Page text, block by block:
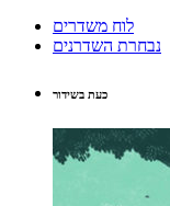
לוח משדרים
נבחרת השדרנים
כעת בשידור